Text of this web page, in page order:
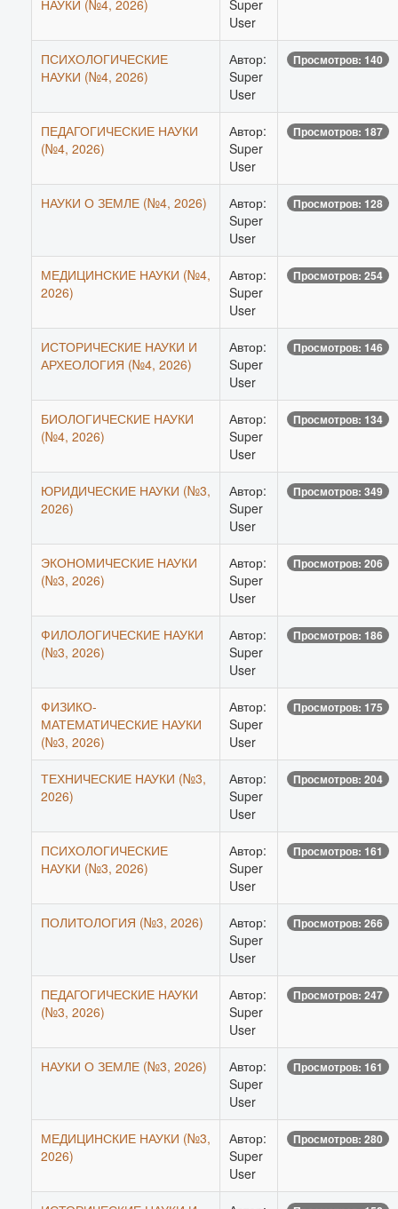
НАУКИ (№4, 2026)
Super
User
ПСИХОЛОГИЧЕСКИЕ
НАУКИ (№4, 2026)
Автор:
Super
User
Просмотров: 140
ПЕДАГОГИЧЕСКИЕ НАУКИ
(№4, 2026)
Автор:
Super
User
Просмотров: 187
НАУКИ О ЗЕМЛЕ (№4, 2026)
Автор:
Super
User
Просмотров: 128
МЕДИЦИНСКИЕ НАУКИ (№4,
2026)
Автор:
Super
User
Просмотров: 254
ИСТОРИЧЕСКИЕ НАУКИ И
АРХЕОЛОГИЯ (№4, 2026)
Автор:
Super
User
Просмотров: 146
БИОЛОГИЧЕСКИЕ НАУКИ
(№4, 2026)
Автор:
Super
User
Просмотров: 134
ЮРИДИЧЕСКИЕ НАУКИ (№3,
2026)
Автор:
Super
User
Просмотров: 349
ЭКОНОМИЧЕСКИЕ НАУКИ
(№3, 2026)
Автор:
Super
User
Просмотров: 206
ФИЛОЛОГИЧЕСКИЕ НАУКИ
(№3, 2026)
Автор:
Super
User
Просмотров: 186
ФИЗИКО-
МАТЕМАТИЧЕСКИЕ НАУКИ
(№3, 2026)
Автор:
Super
User
Просмотров: 175
ТЕХНИЧЕСКИЕ НАУКИ (№3,
2026)
Автор:
Super
User
Просмотров: 204
ПСИХОЛОГИЧЕСКИЕ
НАУКИ (№3, 2026)
Автор:
Super
User
Просмотров: 161
ПОЛИТОЛОГИЯ (№3, 2026)
Автор:
Super
User
Просмотров: 266
ПЕДАГОГИЧЕСКИЕ НАУКИ
(№3, 2026)
Автор:
Super
User
Просмотров: 247
НАУКИ О ЗЕМЛЕ (№3, 2026)
Автор:
Super
User
Просмотров: 161
МЕДИЦИНСКИЕ НАУКИ (№3,
2026)
Автор:
Super
User
Просмотров: 280